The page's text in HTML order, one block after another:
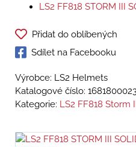
LS2 FF818 STORM III
Přidat do oblíbených
Sdílet na Facebooku
Výrobce: LS2 Helmets
Katalogové číslo:
Kategorie: LS2 FF818 Storm III